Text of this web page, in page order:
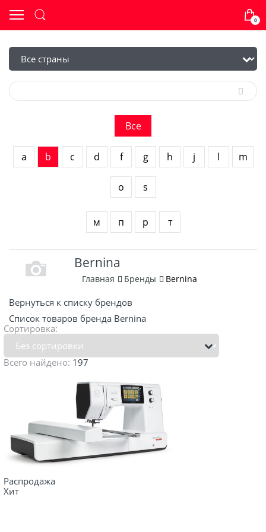
0
Все
a b c d f g h j l m
o s
м п р т
Bernina
Главная Бренды Bernina
Вернуться к списку брендов
Список товаров бренда Bernina
Сортировка:
Всего найдено: 197
Распродажа
Хит